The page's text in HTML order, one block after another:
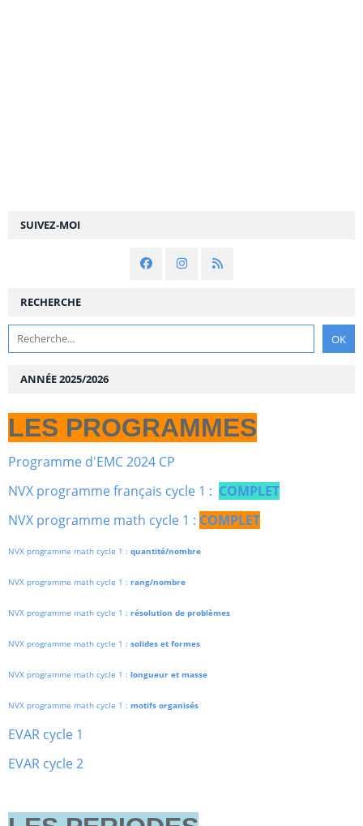
SUIVEZ-MOI
RECHERCHE
ANNÉE 2025/2026
LES PROGRAMMES
Programme d'EMC 2024 CP
NVX programme français cycle 1 : COMPLET
NVX programme math cycle 1 : COMPLET
NVX programme math cycle 1 : quantité/nombre
NVX programme math cycle 1 : rang/nombre
NVX programme math cycle 1 : résolution de problèmes
NVX programme math cycle 1 : solides et formes
NVX programme math cycle 1 : longueur et masse
NVX programme math cycle 1 : motifs organisés
EVAR cycle 1
EVAR cycle 2